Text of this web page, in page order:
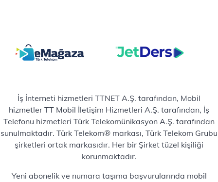
İş İnterneti hizmetleri TTNET A.Ş. tarafından, Mobil
hizmetler TT Mobil İletişim Hizmetleri A.Ş. tarafından, İş
Telefonu hizmetleri Türk Telekomünikasyon A.Ş. tarafından
sunulmaktadır. Türk Telekom® markası, Türk Telekom Grubu
şirketleri ortak markasıdır. Her bir Şirket tüzel kişiliği
korunmaktadır.
Yeni abonelik ve numara taşıma başvurularında mobil